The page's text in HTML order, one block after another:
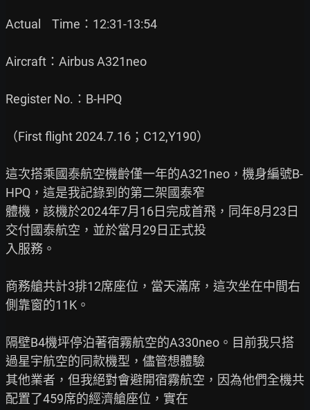
Actual    Time：12:31-13:54
Aircraft：Airbus A321neo
Register No.：B-HPQ
（First flight 2024.7.16；C12,Y190）
這次搭乘國泰航空機齡僅一年的A321neo，機身編號B-
HPQ，這是我記錄到的第二架國泰窄
體機，該機於2024年7月16日完成首飛，同年8月23日
交付國泰航空，並於當月29日正式投
入服務。
商務艙共計3排12席座位，當天滿席，這次坐在中間右
側靠窗的11K。
隔壁B4機坪停泊著宿霧航空的A330neo。目前我只搭
過星宇航空的同款機型，儘管想體驗
其他業者，但我絕對會避開宿霧航空，因為他們全機共
配置了459席的經濟艙座位，實在